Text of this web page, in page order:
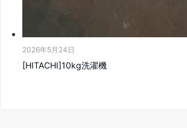
2026年5月24日
[HITACHI]10kg洗濯機